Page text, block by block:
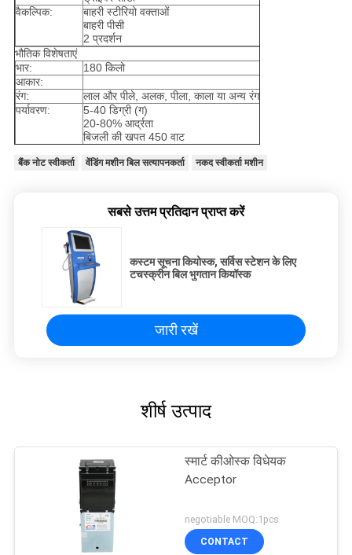
वैकल्पिक:
बाहरी स्टीरियो वक्ताओं
बाहरी पीसी
2 प्रदर्शन
भौतिक विशेषताएं
भार:
180 किलो
आकार:
रंग:
लाल और पीले, अलक, पीला, काला या अन्य रंग
पर्यावरण:
5-40 डिग्री (ग)
20-80% आर्द्रता
बिजली की खपत 450 वाट
बैंक नोट स्वीकर्ता वेंडिंग मशीन बिल सत्यापनकर्ता नकद स्वीकर्ता मशीन
सबसे उत्तम प्रतिदान प्राप्त करें
कस्टम सूचना कियोस्क, सर्विस स्टेशन के लिए
टचस्क्रीन बिल भुगतान कियॉस्क
जारी रखें
शीर्ष उत्पाद
स्मार्ट कीओस्क विधेयक
Acceptor
negotiable MOQ:1pcs
CONTACT